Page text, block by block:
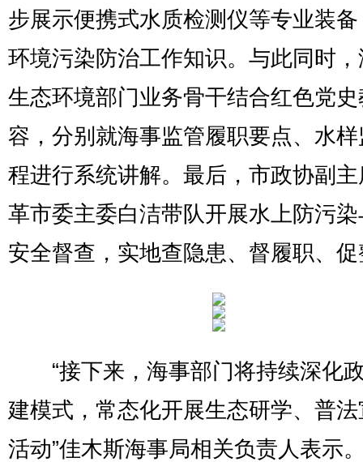
步展示便携式水质检测仪等专业装
环境污染防治工作知识。与此同时
生态环境部门业务骨干结合红色党
容，分别就海事监管履职要点、水
程进行系统讲解。最后，市政协副
革市委主委白洁带队开展水上防污
安全督查，实地查隐患、督履职、
“接下来，海事部门将持续深化
建模式，常态化开展生态研学、普
活动”佳木斯海事局相关负责人表示